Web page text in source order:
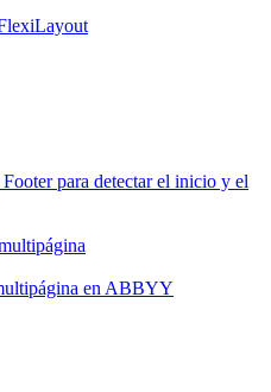
para detectar el inicio y el
en ABBYY